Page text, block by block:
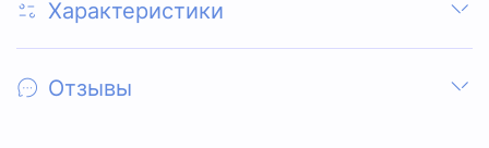
Характеристики
Отзывы